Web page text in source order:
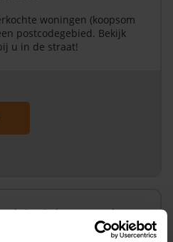
woningen (koopsom
postcodegebied. Bekijk
u in de straat!
(1 jaar gratis